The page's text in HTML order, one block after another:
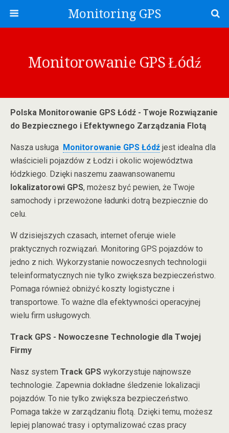
Monitoring GPS
Monitorowanie GPS Łódź
Polska Monitorowanie GPS Łódź - Twoje Rozwiązanie
do Bezpiecznego i Efektywnego Zarządzania Flotą
Nasza usługa Monitorowanie GPS Łódź jest idealna dla
właścicieli pojazdów z Łodzi i okolic województwa
łódzkiego. Dzięki naszemu zaawansowanemu
lokalizatorowi GPS, możesz być pewien, że Twoje
samochody i przewożone ładunki dotrą bezpiecznie do
celu.
W dzisiejszych czasach, internet oferuje wiele
praktycznych rozwiązań. Monitoring GPS pojazdów to
jedno z nich. Wykorzystanie nowoczesnych technologii
teleinformatycznych nie tylko zwiększa bezpieczeństwo.
Pomaga również obniżyć koszty logistyczne i
transportowe. To ważne dla efektywności operacyjnej
wielu firm usługowych.
Track GPS - Nowoczesne Technologie dla Twojej
Firmy
Nasz system Track GPS wykorzystuje najnowsze
technologie. Zapewnia dokładne śledzenie lokalizacji
pojazdów. To nie tylko zwiększa bezpieczeństwo.
Pomaga także w zarządzaniu flotą. Dzięki temu, możesz
lepiej planować trasy i optymalizować czas pracy